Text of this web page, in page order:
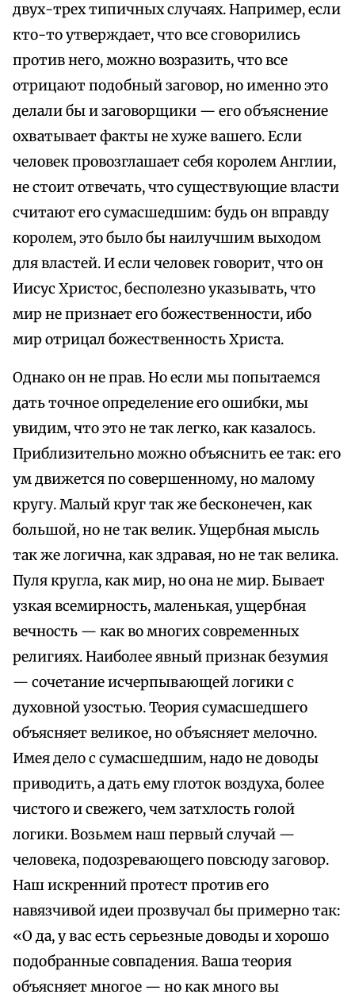
двух-трех типичных случаях. Например, если
кто-то утверждает, что все сговорились
против него, можно возразить, что все
отрицают подобный заговор, но именно это
делали бы и заговорщики — его объяснение
охватывает факты не хуже вашего. Если
человек провозглашает себя королем Англии,
не стоит отвечать, что существующие власти
считают его сумасшедшим: будь он вправду
королем, это было бы наилучшим выходом
для властей. И если человек говорит, что он
Иисус Христос, бесполезно указывать, что
мир не признает его божественности, ибо
мир отрицал божественность Христа.
Однако он не прав. Но если мы попытаемся
дать точное определение его ошибки, мы
увидим, что это не так легко, как казалось.
Приблизительно можно объяснить ее так: его
ум движется по совершенному, но малому
кругу. Малый круг так же бесконечен, как
большой, но не так велик. Ущербная мысль
так же логична, как здравая, но не так велика.
Пуля кругла, как мир, но она не мир. Бывает
узкая всемирность, маленькая, ущербная
вечность — как во многих современных
религиях. Наиболее явный признак безумия
— сочетание исчерпывающей логики с
духовной узостью. Теория сумасшедшего
объясняет великое, но объясняет мелочно.
Имея дело с сумасшедшим, надо не доводы
приводить, а дать ему глоток воздуха, более
чистого и свежего, чем затхлость голой
логики. Возьмем наш первый случай —
человека, подозревающего повсюду заговор.
Наш искренний протест против его
навязчивой идеи прозвучал бы примерно так:
«О да, у вас есть серьезные доводы и хорошо
подобранные совпадения. Ваша теория
объясняет многое — но как много вы